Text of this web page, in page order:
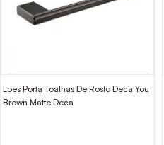
Loes Porta Toalhas De Rosto Deca You
Brown Matte Deca